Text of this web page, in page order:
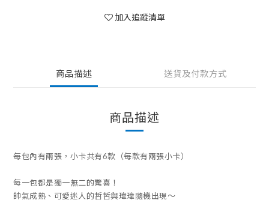
加入追蹤清單
商品描述 送貨及付款方式
商品描述
每包內有兩張，小卡共有6款（每款有兩張小卡）
每一包都是獨一無二的驚喜！
帥氣成熟、可愛迷人的哲哲與瑋瑋隨機出現～